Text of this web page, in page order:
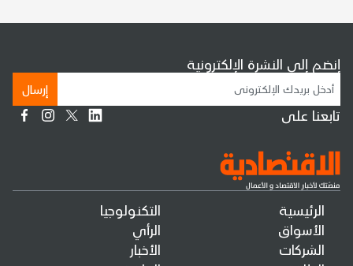
الرئيسية
الأسواق
الشركات
التكنولوجيا
الرأي
الأخبار
إنضم إلى النشرة الإلكترونية
إرسال
تابعنا على